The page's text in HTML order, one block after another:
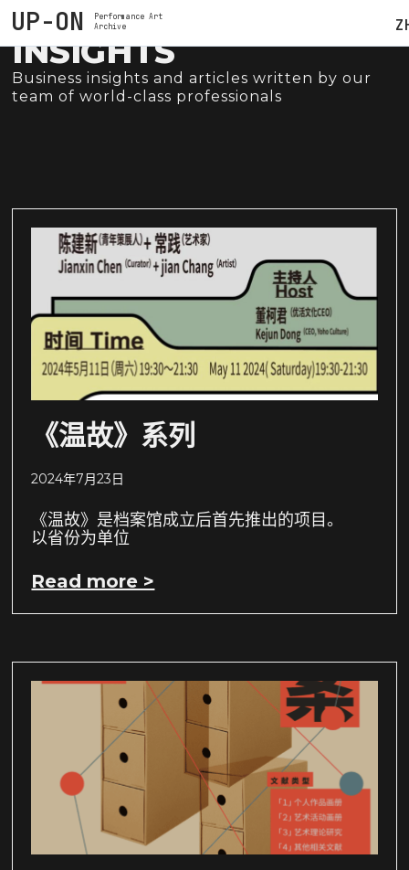
UP-ON
Performance Art
Archive
INSIGHTS
Business insights and articles written by our
team of world-class professionals
《温故》系列
2024年7月23日
《温故》是档案馆成立后首先推出的项目。
以省份为单位
Read more >